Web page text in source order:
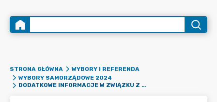
STRONA GŁÓWNA
WYBORY I REFERENDA
WYBORY SAMORZĄDOWE 2024
DODATKOWE INFORMACJE W ZWIĄZKU Z WYBORAMI DO RADY POWIATU ZGIERSKIEGO